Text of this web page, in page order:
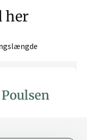
her